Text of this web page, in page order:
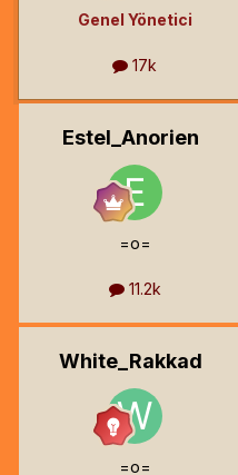
Genel Yönetici
17k
Estel_Anorien
=o=
11.2k
White_Rakkad
=o=